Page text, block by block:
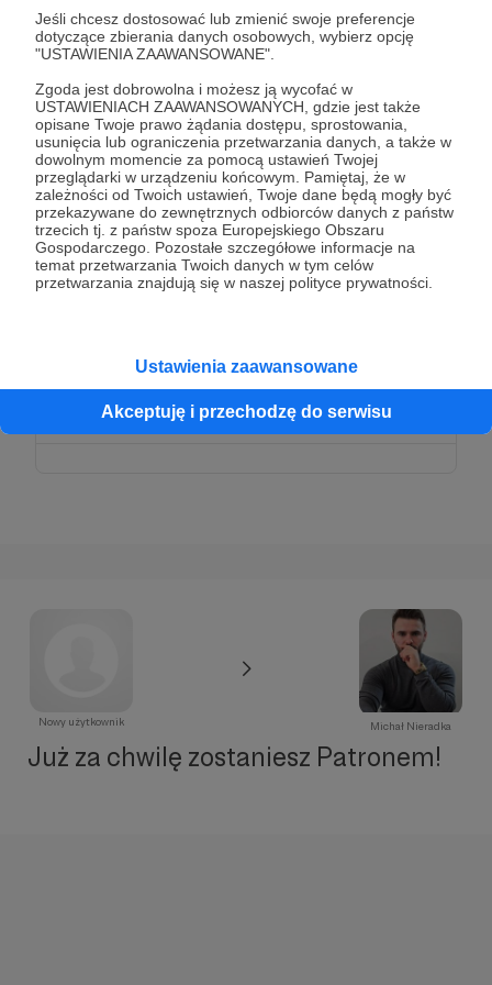
Jeśli chcesz dostosować lub zmienić swoje preferencje
dotyczące zbierania danych osobowych, wybierz opcję
"USTAWIENIA ZAAWANSOWANE".
Zgoda jest dobrowolna i możesz ją wycofać w
USTAWIENIACH ZAAWANSOWANYCH, gdzie jest także
opisane Twoje prawo żądania dostępu, sprostowania,
usunięcia lub ograniczenia przetwarzania danych, a także w
dowolnym momencie za pomocą ustawień Twojej
przeglądarki w urządzeniu końcowym. Pamiętaj, że w
zależności od Twoich ustawień, Twoje dane będą mogły być
przekazywane do zewnętrznych odbiorców danych z państw
trzecich tj. z państw spoza Europejskiego Obszaru
Gospodarczego. Pozostałe szczegółowe informacje na
temat przetwarzania Twoich danych w tym celów
przetwarzania znajdują się w naszej polityce prywatności.
Ustawienia zaawansowane
Akceptuję i przechodzę do serwisu
Dziękuję za Twoje wsparcie!
100 zł miesięcznie
Dziękuję za Twoje wsparcie!
Dziękuję za Twoje wsparcie!
Nowy użytkownik Michał Nieradka
Już za chwilę zostaniesz Patronem!